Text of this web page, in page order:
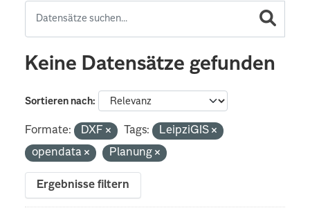
Keine Datensätze gefunden
Sortieren nach
Formate: DXF Tags:
LeipziGIS
opendata
Planung
Ergebnisse filtern